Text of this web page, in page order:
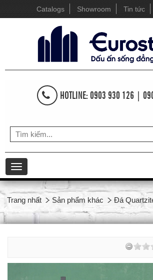
Catalogs Showroom Tin tức
HOTLINE: 0903 930 126 |
Toggle
navigation
Trang nhất Sản phẩm khác Đá